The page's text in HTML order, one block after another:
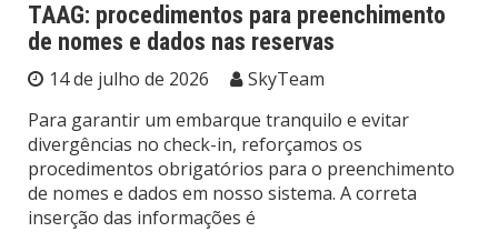
TAAG: procedimentos para preenchimento
de nomes e dados nas reservas
14 de julho de 2026
SkyTeam
Para garantir um embarque tranquilo e evitar
divergências no check-in, reforçamos os
procedimentos obrigatórios para o preenchimento
de nomes e dados em nosso sistema. A correta
inserção das informações é